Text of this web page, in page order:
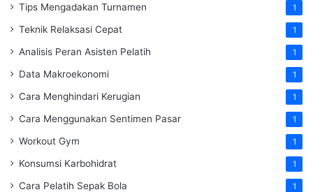
Tips Mengadakan Turnamen 1
Teknik Relaksasi Cepat 1
Analisis Peran Asisten Pelatih 1
Data Makroekonomi 1
Cara Menghindari Kerugian 1
Cara Menggunakan Sentimen Pasar 1
Workout Gym 1
Konsumsi Karbohidrat 1
Cara Pelatih Sepak Bola 1